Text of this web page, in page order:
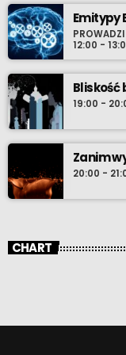
kolor zielony,Emitypy
12:00 -
Bliskość
19:00 -
Zanim
20:00 -
CHART